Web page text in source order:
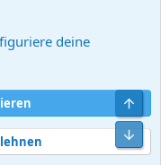
Ltd.
deine